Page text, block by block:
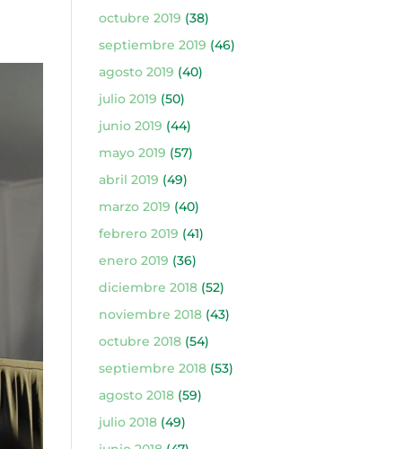
octubre 2019 (38)
septiembre 2019 (46)
agosto 2019 (40)
julio 2019 (50)
junio 2019 (44)
mayo 2019 (57)
abril 2019 (49)
marzo 2019 (40)
febrero 2019 (41)
enero 2019 (36)
diciembre 2018(52)
noviembre 2018(43)
octubre 2018(54)
septiembre 2018(53)
agosto 2018(59)
julio 2018(49)